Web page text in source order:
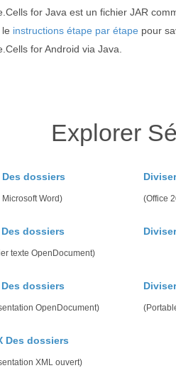
for Java est un fichier JAR
instructions étape par étape pour
for Android via Java.
Explorer
Des dossiers
Word) (Office
dossiers
texte OpenDocument)
dossiers
OpenDocument)
Des dossiers
XML ouvert)